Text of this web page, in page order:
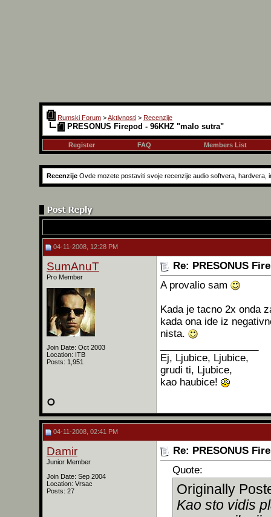
Rumski Forum >Aktivnosti > Recenzije
PRESONUS Firepod - 96KHZ "malo sutra"
Register FAQ Members List
Recenzije Ovde mozete postaviti svoje recenzije audio softvera, hardvera,
04-11-2008, 12:28 PM
SumAnuT
Pro Member
Join Date: Oct 2003
Location: ITB
Posts: 1,951
Re: PRESONUS
A provalio sam
Kada je tacno 2x onda
kada ona ide iz
nista.
Ej, Ljubice, Ljubice,
grudi ti, Ljubice,
kao haubice!
04-11-2008, 02:41 PM
Damir
Junior Member
Join Date: Sep 2004
Location: Vrsac
Posts: 27
Re: PRESONUS
Quote:
Originally
Kao sto vidis